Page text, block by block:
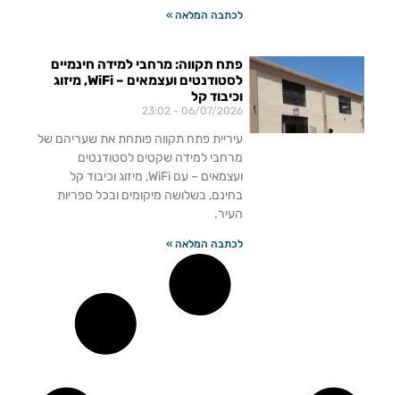
לכתבה המלאה »
פתח תקווה: מרחבי למידה חינמיים
לסטודנטים ועצמאים – WiFi, מיזוג
וכיבוד קל
06/07/2026
עיריית פתח תקווה פותחת את שעריהם של
מרחבי למידה שקטים לסטודנטים
ועצמאים – עם WiFi, מיזוג וכיבוד קל
בחינם, בשלושה מיקומים ובכל ספריות
העיר.
לכתבה המלאה »